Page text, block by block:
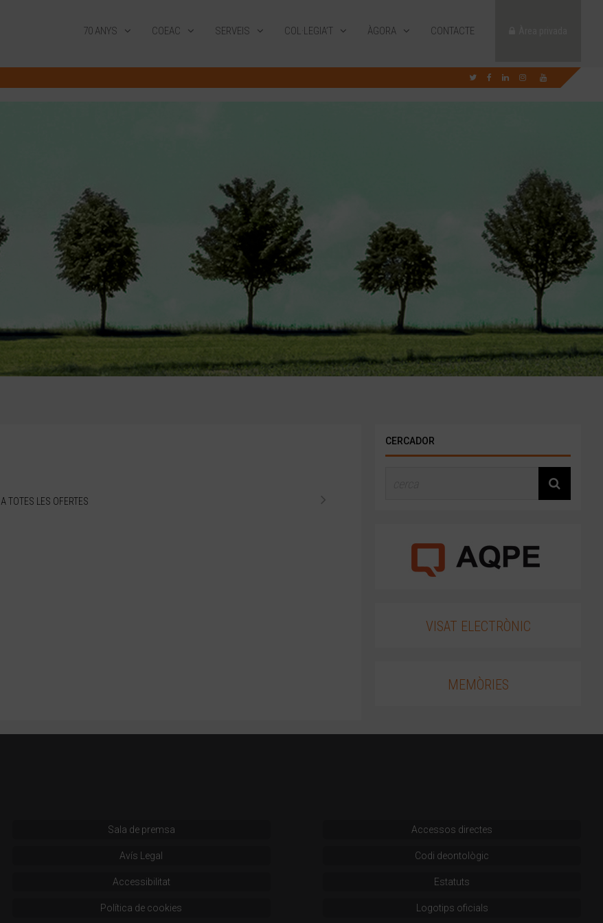
70 ANYS COEAC SERVEIS COL·LEGIA’T ÀGORA CONTACTE
TOTES LES OFERTES
CERCADOR
VISAT ELECTRÒNIC
MEMÒRIES
Sala de premsa
Avís Legal
Accessibilitat
Política de cookies
Accessos directes
Codi deontològic
Estatuts
Logotips oficials